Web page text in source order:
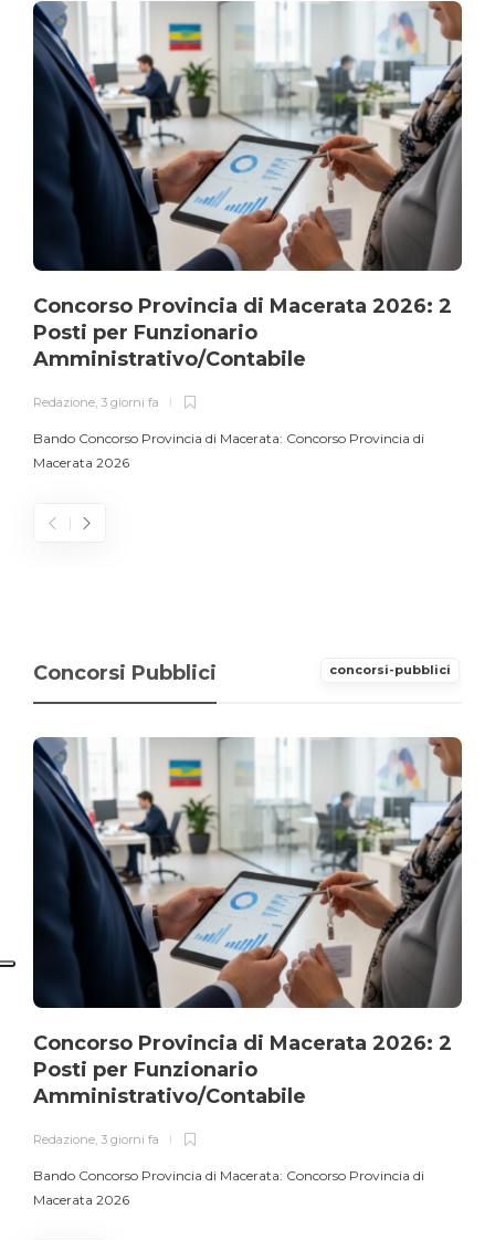
Concorso Provincia di Macerata 2026: 2
Posti per Funzionario
Amministrativo/Contabile
Redazione, 3 giorni fa
Bando Concorso Provincia di Macerata: Concorso Provincia di
Macerata 2026
Concorsi Pubblici concorsi-pubblici
Concorso Provincia di Macerata 2026: 2
Posti per Funzionario
Amministrativo/Contabile
Redazione, 3 giorni fa
Bando Concorso Provincia di Macerata: Concorso Provincia di
Macerata 2026